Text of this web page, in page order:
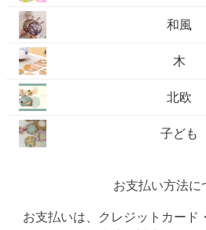
和風
木
北欧
子ども
お支払い方法に
お支払いは、クレジットカード